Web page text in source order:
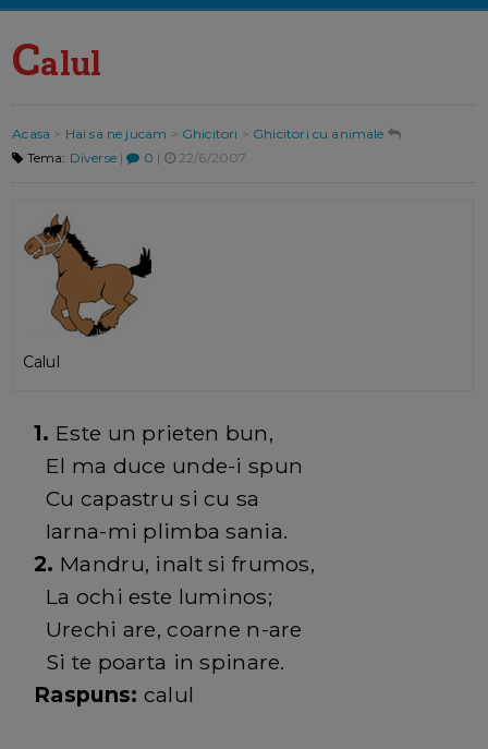
Calul
Acasa > Hai sa ne jucam > Ghicitori > Ghicitori cu animale
Tema: Diverse| 0 | 22/6/2007
Calul
1. Este un prieten bun,
El ma duce unde-i spun
Cu capastru si cu sa
Iarna-mi plimba sania.
2. Mandru, inalt si frumos,
La ochi este luminos;
Urechi are, coarne n-are
Si te poarta in spinare.
Raspuns: calul